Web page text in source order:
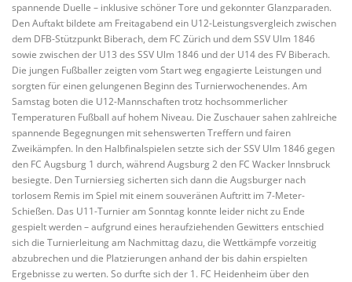
spannende Duelle – inklusive schöner Tore und gekonnter Glanzparaden.
Den Auftakt bildete am Freitagabend ein U12-Leistungsvergleich zwischen
dem DFB-Stützpunkt Biberach, dem FC Zürich und dem SSV Ulm 1846
sowie zwischen der U13 des SSV Ulm 1846 und der U14 des FV Biberach.
Die jungen Fußballer zeigten vom Start weg engagierte Leistungen und
sorgten für einen gelungenen Beginn des Turnierwochenendes. Am
Samstag boten die U12-Mannschaften trotz hochsommerlicher
Temperaturen Fußball auf hohem Niveau. Die Zuschauer sahen zahlreiche
spannende Begegnungen mit sehenswerten Treffern und fairen
Zweikämpfen. In den Halbfinalspielen setzte sich der SSV Ulm 1846 gegen
den FC Augsburg 1 durch, während Augsburg 2 den FC Wacker Innsbruck
besiegte. Den Turniersieg sicherten sich dann die Augsburger nach
torlosem Remis im Spiel mit einem souveränen Auftritt im 7-Meter-
Schießen. Das U11-Turnier am Sonntag konnte leider nicht zu Ende
gespielt werden – aufgrund eines heraufziehenden Gewitters entschied
sich die Turnierleitung am Nachmittag dazu, die Wettkämpfe vorzeitig
abzubrechen und die Platzierungen anhand der bis dahin erspielten
Ergebnisse zu werten. So durfte sich der 1. FC Heidenheim über den